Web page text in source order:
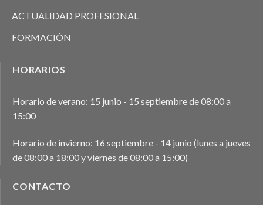
ACTUALIDAD PROFESIONAL
FORMACIÓN
HORARIOS
Horario de verano: 15 junio - 15 septiembre de 08:00 a
15:00
Horario de invierno: 16 septiembre - 14 junio (lunes a jueves
de 08:00 a 18:00 y viernes de 08:00 a 15:00)
CONTACTO